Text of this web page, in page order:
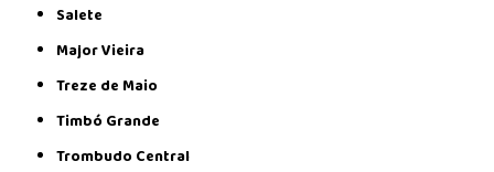
Salete
Major Vieira
Treze de Maio
Timbó Grande
Trombudo Central